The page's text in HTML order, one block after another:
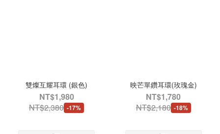
雙燦互耀耳環 (銀色)
NT$1,980
NT$2,380 -17%
映芒單鑽耳環(玫瑰金)
NT$1,780
NT$2,180 -18%